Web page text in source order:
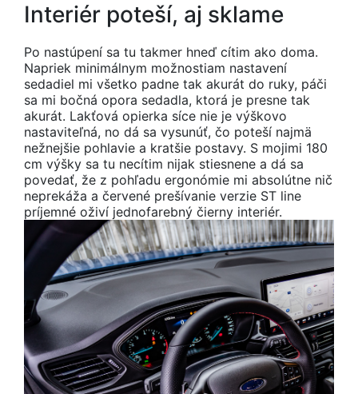
Interiér poteší, aj sklame
Po nastúpení sa tu takmer hneď cítim ako doma.
Napriek minimálnym možnostiam nastavení
sedadiel mi všetko padne tak akurát do ruky, páči
sa mi bočná opora sedadla, ktorá je presne tak
akurát. Lakťová opierka síce nie je výškovo
nastaviteľná, no dá sa vysunúť, čo poteší najmä
nežnejšie pohlavie a kratšie postavy. S mojimi 180
cm výšky sa tu necítim nijak stiesnene a dá sa
povedať, že z pohľadu ergonómie mi absolútne nič
neprekáža a červené prešívanie verzie ST line
príjemné oživí jednofarebný čierny interiér.